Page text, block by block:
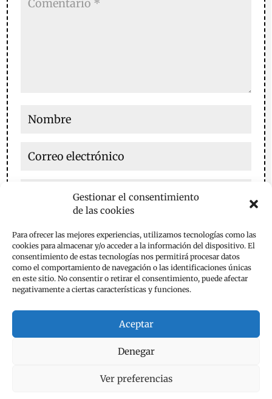
Gestionar el consentimiento
de las cookies
Para ofrecer las mejores experiencias, utilizamos tecnologías como las
cookies para almacenar y/o acceder a la información del dispositivo. El
consentimiento de estas tecnologías nos permitirá procesar datos
como el comportamiento de navegación o las identificaciones únicas
en este sitio. No consentir o retirar el consentimiento, puede afectar
negativamente a ciertas características y funciones.
Aceptar
Denegar
Ver preferencias
navegador para la próxima vez que comente.
Enviar comentario
Política de Cookies
Contacta